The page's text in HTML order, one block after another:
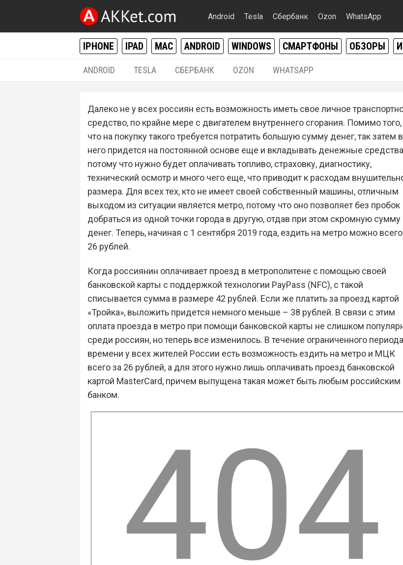
Android Tesla Сбербанк Ozon WhatsApp
IPHONE IPAD MAC ANDROID WINDOWS СМАРТФОНЫ ОБЗОРЫ
ANDROID TESLA СБЕРБАНК OZON WHATSAPP
Ездить на метро теперь можно за 26
рублей
Далеко не у всех россиян есть возможность иметь свое личное
средство, по крайне мере с двигателем внутреннего сгорания. Помимо того,
что на покупку такого требуется потратить большую сумму денег, так затем в
него придется на постоянной основе еще и вкладывать денежные
потому что нужно будет оплачивать топливо, страховку, диагностику,
технический осмотр и много чего еще, что приводит к расходам
размера. Для всех тех, кто не имеет своей собственный машины, отличным
выходом из ситуации является метро, потому что оно позволяет без пробок
добраться из одной точки города в другую, отдав при этом скромную сумму
денег. Теперь, начиная с 1 сентября 2019 года, ездить на метро можно всего
26 рублей.
Когда россиянин оплачивает проезд в метрополитене с помощью своей
банковской карты с поддержкой технологии PayPass (NFC), с такой
списывается сумма в размере 42 рублей. Если же платить за проезд картой
«Тройка», выложить придется немного меньше – 38 рублей. В связи с этим
оплата проезда в метро при помощи банковской карты не слишком
среди россиян, но теперь все изменилось. В течение ограниченного периода
времени у всех жителей России есть возможность ездить на метро и МЦК
всего за 26 рублей, а для этого нужно лишь оплачивать проезд банковской
картой MasterCard, причем выпущена такая может быть любым российским
банком.